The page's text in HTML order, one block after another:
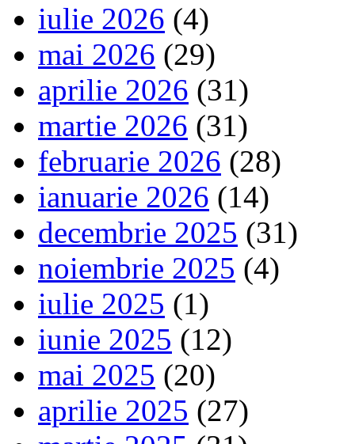
iulie 2026 (4)
mai 2026 (29)
aprilie 2026 (31)
martie 2026 (31)
februarie 2026 (28)
ianuarie 2026 (14)
decembrie 2025 (31)
noiembrie 2025 (4)
iulie 2025 (1)
iunie 2025 (12)
mai 2025 (20)
aprilie 2025 (27)